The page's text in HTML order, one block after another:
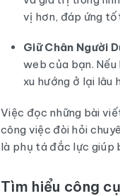
vị hơn, đáp ứng
Giữ Chân Người
web của bạn.
xu hướng ở lại lâu
Việc đọc những bài
công việc đòi hỏi
là phụ tá đắc lực giúp
Tìm hiểu công